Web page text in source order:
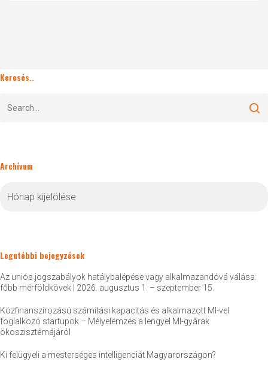
Keresés..
Archívum
Legutóbbi bejegyzések
Az uniós jogszabályok hatálybalépése vagy alkalmazandóvá válása:
főbb mérföldkövek | 2026. augusztus 1. – szeptember 15.
Közfinanszírozású számítási kapacitás és alkalmazott MI-vel
foglalkozó startupok – Mélyelemzés a lengyel MI-gyárak
ökoszisztémájáról
Ki felügyeli a mesterséges intelligenciát Magyarországon?